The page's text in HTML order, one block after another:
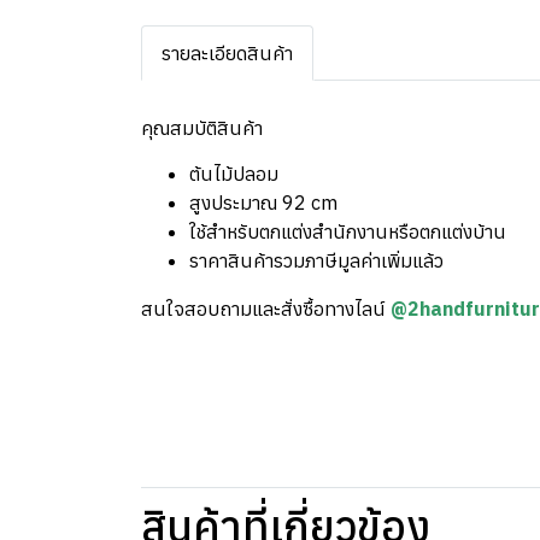
รายละเอียดสินค้า
คุณสมบัติสินค้า
ต้นไม้ปลอม
สูงประมาณ 92 cm
ใช้สำหรับตกแต่งสำนักงานหรือตกแต่งบ้าน
ราคาสินค้ารวมภาษีมูลค่าเพิ่มแล้ว
สนใจสอบถามและสั่งซื้อทางไลน์
สินค้าที่เกี่ยวข้อง